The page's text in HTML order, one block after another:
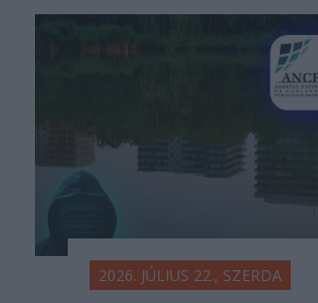
2026. JÚLIUS 22., SZERDA